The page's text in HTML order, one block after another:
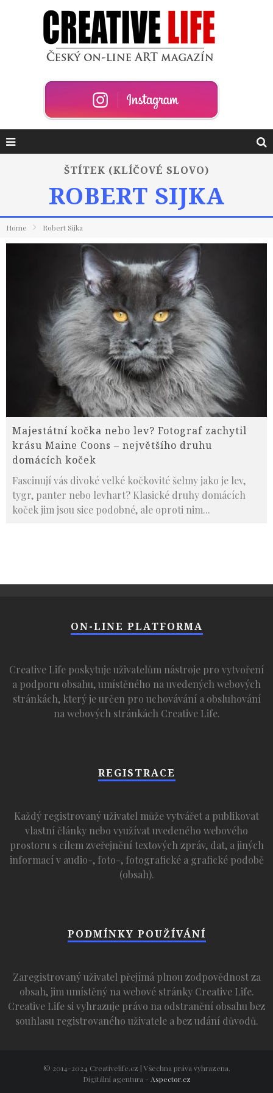
ŠTÍTEK (KLÍČOVÉ SLOVO)
ROBERT SIJKA
Home Robert Sijka
Majestátní kočka nebo lev? Fotograf zachytil
krásu Maine Coons – největšího druhu
domácích koček
Fascinují vás divoké velké kočkovité šelmy jako je lev,
tygr, panter nebo levhart? Klasické druhy domácích
koček jim jsou sice podobné, ale oproti nim...
ON-LINE PLATFORMA
Creative Life poskytuje uživatelům nástroje pro vytvoření
a podporu obsahu, umístěného na uvedených webových
stránkách, který je určen pro uchovávání a obsluhování
na webových stránkách Creative Life.
REGISTRACE
Každý registrovaný uživatel může vytvářet a publikovat
vlastní články nebo využívat uvedeného webového
prostoru s cílem zveřejnění textových zpráv, dat, a jiných
informací v audio-, foto-, fotografické a grafické podobě
(obsah).
PODMÍNKY POUŽÍVÁNÍ
Zaregistrovaný uživatel přejímá plnou zodpovědnost za
obsah, jim umístěný na webové stránky Creative Life.
Creative Life si vyhrazuje právo na odstranění obsahu bez
souhlasu registrovaného uživatele a bez udání důvodů.
© 2014-2024 Creativelife.cz | Všechna práva vyhrazena.
Digitální agentura - Aspector.cz